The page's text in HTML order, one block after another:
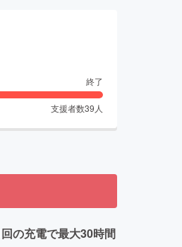
終了
支援者数39 人
の充電で最大30時間